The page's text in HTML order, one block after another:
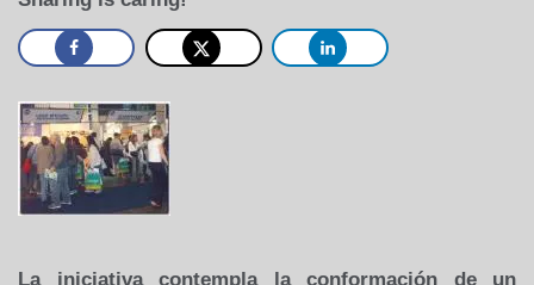
La iniciativa contempla la conformación de un